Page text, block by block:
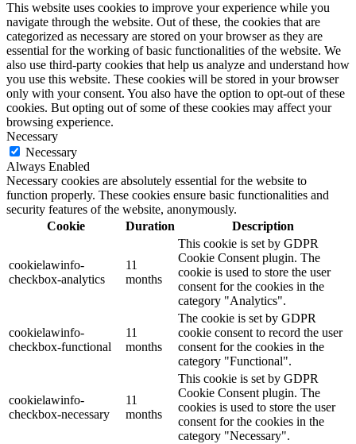
This website uses cookies to improve your experience while you
navigate through the website. Out of these, the cookies that are
categorized as necessary are stored on your browser as they are
essential for the working of basic functionalities of the website. We
also use third-party cookies that help us analyze and understand how
you use this website. These cookies will be stored in your browser
only with your consent. You also have the option to opt-out of these
cookies. But opting out of some of these cookies may affect your
browsing experience.
Necessary
Necessary
Always Enabled
Necessary cookies are absolutely essential for the website to
function properly. These cookies ensure basic functionalities and
security features of the website, anonymously.
Cookie
Duration Description
cookielawinfo-
checkbox-analytics
11
months
This cookie is set by GDPR
Cookie Consent plugin. The
cookie is used to store the user
consent for the cookies in the
category "Analytics".
cookielawinfo-
checkbox-functional
11
months
The cookie is set by GDPR
cookie consent to record the user
consent for the cookies in the
category "Functional".
cookielawinfo-
checkbox-necessary
11
months
This cookie is set by GDPR
Cookie Consent plugin. The
cookies is used to store the user
consent for the cookies in the
category "Necessary".